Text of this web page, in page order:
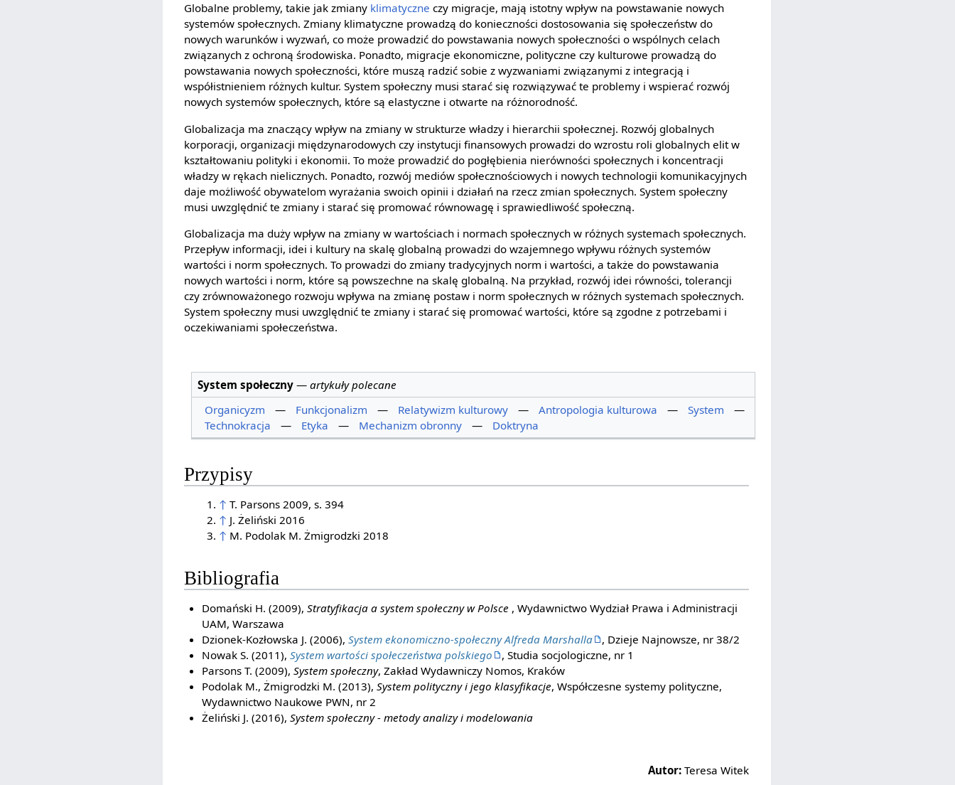
Globalne problemy, takie jak zmiany klimatyczne czy migracje, mają istotny wpływ na powstawanie nowych
systemów społecznych. Zmiany klimatyczne prowadzą do konieczności dostosowania się społeczeństw do
nowych warunków i wyzwań, co może prowadzić do powstawania nowych społeczności o wspólnych celach
związanych z ochroną środowiska. Ponadto, migracje ekonomiczne, polityczne czy kulturowe prowadzą do
powstawania nowych społeczności, które muszą radzić sobie z wyzwaniami związanymi z integracją i
współistnieniem różnych kultur. System społeczny musi starać się rozwiązywać te problemy i wspierać rozwój
nowych systemów społecznych, które są elastyczne i otwarte na różnorodność.
Globalizacja ma znaczący wpływ na zmiany w strukturze władzy i hierarchii społecznej. Rozwój globalnych
korporacji, organizacji międzynarodowych czy instytucji finansowych prowadzi do wzrostu roli globalnych elit w
kształtowaniu polityki i ekonomii. To może prowadzić do pogłębienia nierówności społecznych i koncentracji
władzy w rękach nielicznych. Ponadto, rozwój mediów społecznościowych i nowych technologii komunikacyjnych
daje możliwość obywatelom wyrażania swoich opinii i działań na rzecz zmian społecznych. System społeczny
musi uwzględnić te zmiany i starać się promować równowagę i sprawiedliwość społeczną.
Globalizacja ma duży wpływ na zmiany w wartościach i normach społecznych w różnych systemach społecznych.
Przepływ informacji, idei i kultury na skalę globalną prowadzi do wzajemnego wpływu różnych systemów
wartości i norm społecznych. To prowadzi do zmiany tradycyjnych norm i wartości, a także do powstawania
nowych wartości i norm, które są powszechne na skalę globalną. Na przykład, rozwój idei równości, tolerancji
czy zrównoważonego rozwoju wpływa na zmianę postaw i norm społecznych w różnych systemach społecznych.
System społeczny musi uwzględnić te zmiany i starać się promować wartości, które są zgodne z potrzebami i
oczekiwaniami społeczeństwa.
System społeczny— artykuły polecane
Organicyzm
— Funkcjonalizm — Relatywizm kulturowy — Antropologia kulturowa — System
—
Technokracja
— Etyka — Mechanizm obronny — Doktryna
Przypisy
↑ T. Parsons 2009, s. 394
↑ J. Żeliński 2016
↑ M. Podolak M. Żmigrodzki 2018
Bibliografia
Domański H. (2009), Stratyfikacja a system społeczny w Polsce , Wydawnictwo Wydział Prawa i Administracji
UAM, Warszawa
Dzionek-Kozłowska J. (2006), System ekonomiczno-społeczny Alfreda Marshalla
, Dzieje Najnowsze, nr 38/2
Nowak S. (2011), System wartości społeczeństwa polskiego
, Studia socjologiczne, nr 1
Parsons T. (2009), System społeczny, Zakład Wydawniczy Nomos, Kraków
Podolak M., Żmigrodzki M. (2013), System polityczny i jego klasyfikacje, Współczesne systemy polityczne,
Wydawnictwo Naukowe PWN, nr 2
Żeliński J. (2016), System społeczny - metody analizy i modelowania
Autor: Teresa Witek